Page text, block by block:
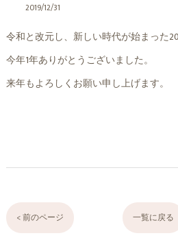
2019/12/31
令和と改元し、新しい時代が始まった
今年1年ありがとうございました。
来年もよろしくお願い申し上げます。
< 前のページ 一覧に戻る